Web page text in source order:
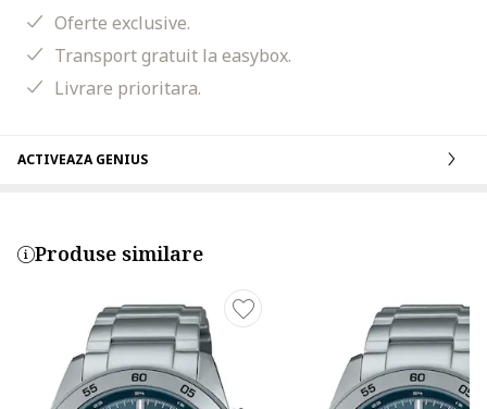
Oferte exclusive.
Transport gratuit la easybox.
Livrare prioritara.
ACTIVEAZA GENIUS
Produse similare